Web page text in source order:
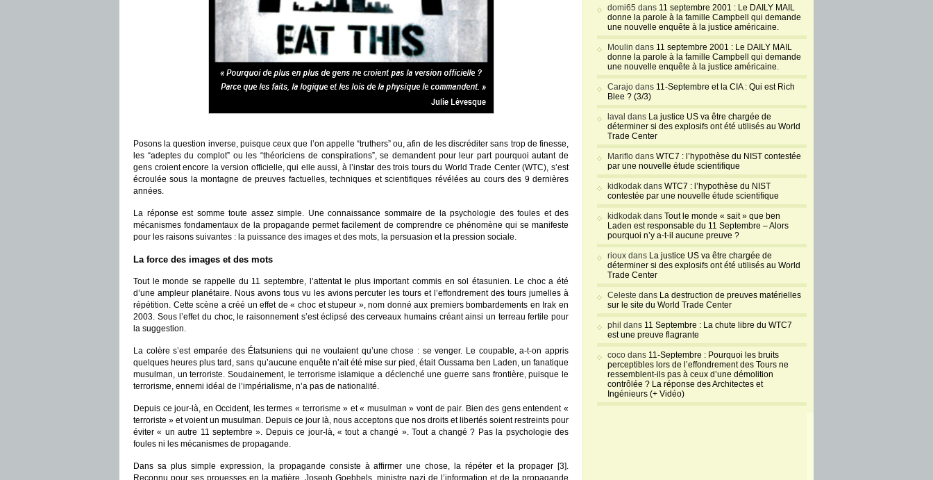
Posons la question inverse, puisque ceux que l’on appelle “truthers” ou, afin de les discréditer sans trop de finesse,
les “adeptes du complot” ou les “théoriciens de conspirations”, se demandent pour leur part pourquoi autant de
gens croient encore la version officielle, qui elle aussi, à l’instar des trois tours du World Trade Center (WTC), s’est
écroulée sous la montagne de preuves factuelles, techniques et scientifiques révélées au cours des 9 dernières
années.
La réponse est somme toute assez simple. Une connaissance sommaire de la psychologie des foules et des
mécanismes fondamentaux de la propagande permet facilement de comprendre ce phénomène qui se manifeste
pour les raisons suivantes : la puissance des images et des mots, la persuasion et la pression sociale.
La force des images et des mots
Tout le monde se rappelle du 11 septembre, l’attentat le plus important commis en sol étasunien. Le choc a été
d’une ampleur planétaire. Nous avons tous vu les avions percuter les tours et l’effondrement des tours jumelles à
répétition. Cette scène a créé un effet de « choc et stupeur », nom donné aux premiers bombardements en Irak en
2003. Sous l’effet du choc, le raisonnement s’est éclipsé des cerveaux humains créant ainsi un terreau fertile pour
la suggestion.
La colère s’est emparée des Étatsuniens qui ne voulaient qu’une chose : se venger. Le coupable, a-t-on appris
quelques heures plus tard, sans qu’aucune enquête n’ait été mise sur pied, était Oussama ben Laden, un fanatique
musulman, un terroriste. Soudainement, le terrorisme islamique a déclenché une guerre sans frontière, puisque le
terrorisme, ennemi idéal de l’impérialisme, n’a pas de nationalité.
Depuis ce jour-là, en Occident, les termes « terrorisme » et « musulman » vont de pair. Bien des gens entendent «
terroriste » et voient un musulman. Depuis ce jour là, nous acceptons que nos droits et libertés soient restreints pour
éviter « un autre 11 septembre ». Depuis ce jour-là, « tout a changé ». Tout a changé ? Pas la psychologie des
foules ni les mécanismes de propagande.
Dans sa plus simple expression, la propagande consiste à affirmer une chose, la répéter et la propager [3].
Reconnu pour ses prouesses en la matière, Joseph Goebbels, ministre nazi de l’information et de la propagande
domi65 dans 11 septembre 2001 : Le DAILY MAIL
donne la parole à la famille Campbell qui demande
une nouvelle enquête à la justice américaine.
Moulin dans 11 septembre 2001 : Le DAILY MAIL
donne la parole à la famille Campbell qui demande
une nouvelle enquête à la justice américaine.
Carajo dans 11-Septembre et la CIA : Qui est Rich
Blee ? (3/3)
laval dans La justice US va être chargée de
déterminer si des explosifs ont été utilisés au World
Trade Center
Mariflo dans WTC7 : l’hypothèse du NIST contestée
par une nouvelle étude scientifique
kidkodak dans WTC7 : l’hypothèse du NIST
contestée par une nouvelle étude scientifique
kidkodak dans Tout le monde « sait » que ben
Laden est responsable du 11 Septembre – Alors
pourquoi n’y a-t-il aucune preuve ?
rioux dans La justice US va être chargée de
déterminer si des explosifs ont été utilisés au World
Trade Center
Celeste dans La destruction de preuves matérielles
sur le site du World Trade Center
phil dans 11 Septembre : La chute libre du WTC7
est une preuve flagrante
coco dans 11-Septembre : Pourquoi les bruits
perceptibles lors de l’effondrement des Tours ne
ressemblent-ils pas à ceux d’une démolition
contrôlée ? La réponse des Architectes et
Ingénieurs (+ Vidéo)